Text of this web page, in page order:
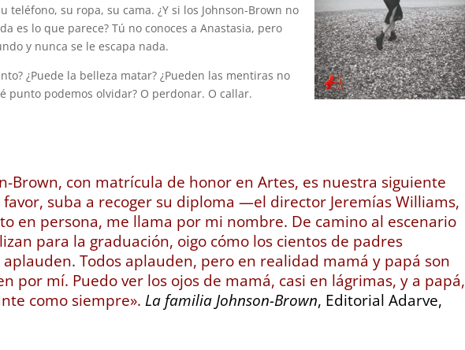
teléfono, su ropa, su cama. ¿Y si los Johnson-Brown no
es lo que parece? Tú no conoces a Anastasia, pero
y nunca se le escapa nada.
¿Puede la belleza matar? ¿Pueden las mentiras no
punto podemos olvidar? O perdonar. O callar.
Brown, con matrícula de honor en Artes, es nuestra siguiente
suba a recoger su diploma —el director Jeremías Williams,
en persona, me llama por mi nombre. De camino al escenario
para la graduación, oigo cómo los cientos de padres
aplauden. Todos aplauden, pero en realidad mamá y papá son
por mí. Puedo ver los ojos de mamá, casi en lágrimas, y a papá,
como siempre». La familia Johnson-Brown, Editorial Adarve,